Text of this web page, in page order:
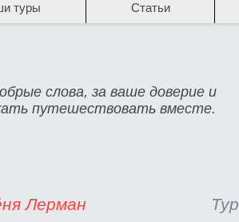
туры Статьи
слова, за ваше доверие и
путешествовать вместе.
и Лёня Лерман